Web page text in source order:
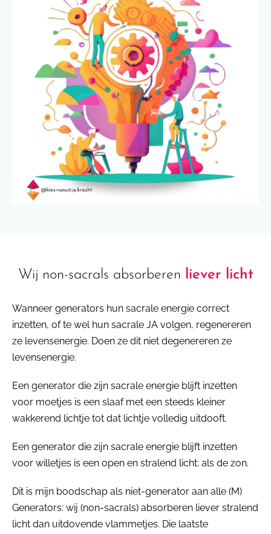
Wij non-sacrals absorberen liever licht
Wanneer generators hun sacrale energie correct
inzetten, of te wel hun sacrale JA volgen, regenereren
ze levensenergie. Doen ze dit niet degenereren ze
levensenergie.
Een generator die zijn sacrale energie blijft inzetten
voor moetjes is een slaaf met een steeds kleiner
wakkerend lichtje tot dat lichtje volledig uitdooft.
Een generator die zijn sacrale energie blijft inzetten
voor willetjes is een open en stralend licht: als de zon.
Dit is mijn boodschap als niet-generator aan alle (M)
Generators: wij (non-sacrals) absorberen liever stralend
licht dan uitdovende vlammetjes. Die laatste